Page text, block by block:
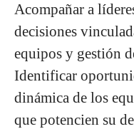
Acompañar a
decisiones
equipos y gestión
Identificar
dinámica de los
que potencien su